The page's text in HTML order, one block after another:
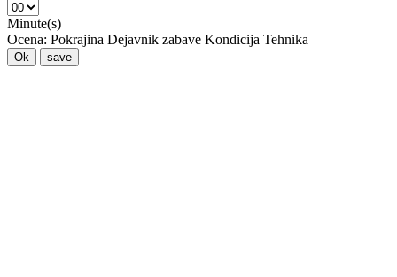
Minute(s)
Ocena: Pokrajina Dejavnik zabave Kondicija Tehnika
Ok save